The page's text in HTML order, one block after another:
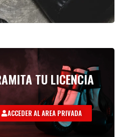
TU LICENCIA
ACCEDER AL AREA PRIVADA